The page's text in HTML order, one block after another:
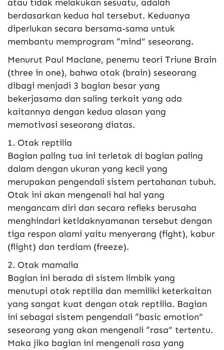
atau tidak melakukan sesuatu, adalah
berdasarkan kedua hal tersebut. Keduanya
diperlukan secara bersama-sama untuk
membantu memprogram “mind” seseorang.
Menurut Paul Maclane, penemu teori Triune Brain
(three in one), bahwa otak (brain) seseorang
dibagi menjadi 3 bagian besar yang
bekerjasama dan saling terkait yang ada
kaitannya dengan kedua alasan yang
memotivasi seseorang diatas.
1. Otak reptilia
Bagian paling tua ini terletak di bagian paling
dalam dengan ukuran yang kecil yang
merupakan pengendali sistem pertahanan tubuh.
Otak ini akan mengenali hal hal yang
mengancam diri dan secara refleks berusaha
menghindari ketidaknyamanan tersebut dengan
tiga respon alami yaitu menyerang (fight), kabur
(flight) dan terdiam (freeze).
2. Otak mamalia
Bagian ini berada di sistem limbik yang
menutupi otak reptilia dan memiliki keterkaitan
yang sangat kuat dengan otak reptilia. Bagian
ini sebagai sistem pengendali “basic emotion”
seseorang yang akan mengenali “rasa” tertentu.
Maka jika bagian ini mengenali rasa yang